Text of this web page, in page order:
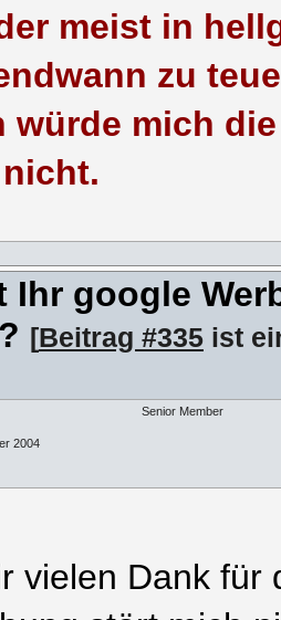
meist in
zu
würde mich
Ihr google
[Beitrag #335 ist
2004
Senior Member
vielen Dank für